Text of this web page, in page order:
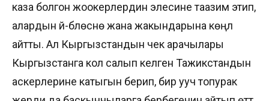
каза болгон жоокерлердин элесине таазим этип,
алардын үй-бүлөсүнө жана жакындарына көңүл
айтты. Ал Кыргызстандын чек арачылары
Кыргызстанга кол салып келген Тажикстандын
аскерлерине катыгын берип, бир ууч топурак